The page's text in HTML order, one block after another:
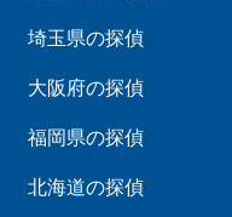
埼玉県の探偵
大阪府の探偵
福岡県の探偵
北海道の探偵